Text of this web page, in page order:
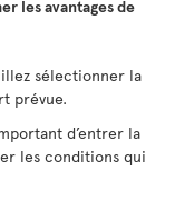
les avantages de
sélectionner la
prévue.
d’entrer la
les conditions qui